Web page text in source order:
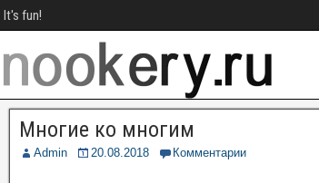
It's fun!
Многие ко многим
Admin 20.08.2018 Комментарии